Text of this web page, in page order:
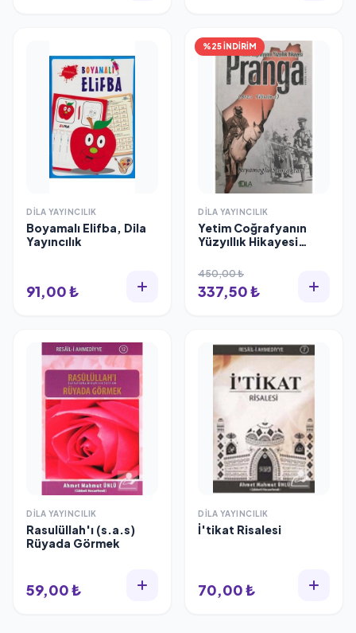
DILA YAYINCILIK
Boyamalı Elifba, Dila
Yayıncılık
91,00 ₺
%25 İNDİRİM
DILA YAYINCILIK
Yetim Coğrafyanın
Yüzyıllık Hikayesi
Sancaktar / /
9786053461814
450,00 ₺
337,50 ₺
DILA YAYINCILIK
Rasulüllah'ı (s.a.s)
Rüyada Görmek
59,00 ₺
DILA YAYINCILIK
İ'tikat Risalesi
70,00 ₺